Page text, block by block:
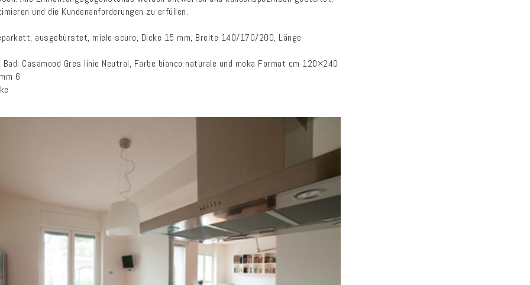
und die Kundenanforderungen zu erfüllen.
ausgebürstet, miele scuro, Dicke 15 mm, Breite 140/170/200, Länge
Bad: Casamood Gres linie Neutral, Farbe bianco naturale und moka Format cm 120×240
6